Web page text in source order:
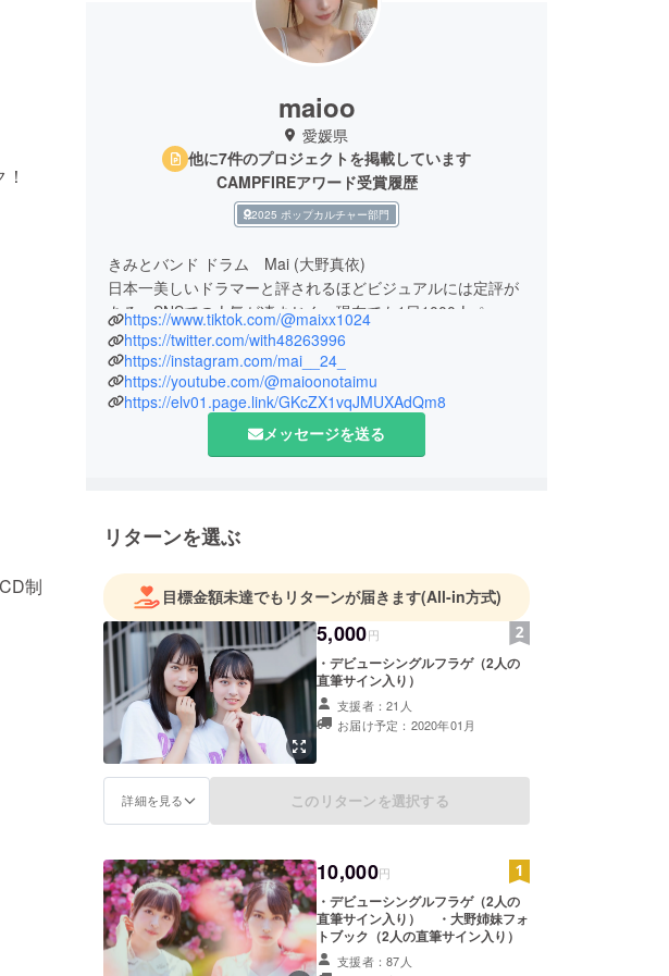
制
maioo
愛媛県
他に7件のプロジェクトを掲載しています
CAMPFIREアワード受賞履歴
2025 ポップカルチャー部門
きみとバンド ドラム Mai (大野真依)
日本一美しいドラマーと評されるほどビジュアルには定評が
ある。SNSでの人気が凄まじく、現在でも1日1000人ペース
でフォロワーが増え続けておりインフルエンサーとしても注
目を浴びている。
TikTokフォロワー 736,000人
Instagramフォロワー 380,000人
x(旧Twitter)フォロワー 95.,000人
YouTubeチャンネル登録者数 100,000人
https://www.tiktok.com/@maixx1024
https://twitter.com/with48263996
https://instagram.com/mai__24_
https://youtube.com/@maioonotaimu
https://elv01.page.link/GKcZX1vqJMUXAdQm8
メッセージを送る
リターンを選ぶ
目標金額未達でもリターンが届きます(All-in方式)
5,000円
・デビューシングルフラゲ（2人の
直筆サイン入り）
支援者：21人
お届け予定：2020年01月
詳細を見る このリターンを選択する
10,000円
・デビューシングルフラゲ（2人の
直筆サイン入り） ・大野姉妹フォ
トブック（2人の直筆サイン入り）
支援者：87人